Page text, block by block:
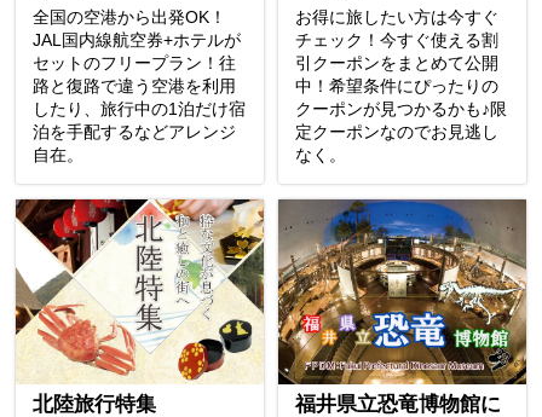
全国の空港から出発OK！
JAL国内線航空券+ホテルが
セットのフリープラン！往
路と復路で違う空港を利用
したり、旅行中の1泊だけ宿
泊を手配するなどアレンジ
自在。
お得に旅したい方は今すぐ
チェック！今すぐ使える割
引クーポンをまとめて公開
中！希望条件にぴったりの
クーポンが見つかるかも♪限
定クーポンなのでお見逃し
なく。
北陸旅行特集
福井県立恐竜博物館に